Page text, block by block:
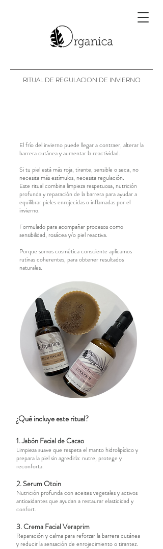
RITUAL DE REGULACION DE INVIERNO
El frío del invierno puede llegar a contraer, alterar la
barrera cutánea y aumentar la reactividad.
Si tu piel está más roja, tirante, sensible o seca, no
necesita más estímulos, necesita regulación.
Este ritual combina limpieza respetuosa, nutrición
profunda y reparación de la barrera para ayudar a
equilibrar pieles enrojecidas o inflamadas por el
invierno.
Formulado para acompañar procesos como
sensibilidad, rosácea y/o piel reactiva.
Porque somos cosmética consciente aplicamos
rutinas coherentes, para obtener resultados
naturales.
¿Qué incluye este ritual?
1. Jabón Facial de Cacao
Limpieza suave que respeta el manto hidrolipídico y
prepara la piel sin agredirla: nutre, protege y
reconforta.
2. Serum Otoin
Nutrición profunda con aceites vegetales y activos
antioxidantes que ayudan a restaurar elasticidad y
confort.
3. Crema Facial Veraprim
Reparación y calma para reforzar la barrera cutánea
y reducir la sensación de enrojecimiento o tirantez.